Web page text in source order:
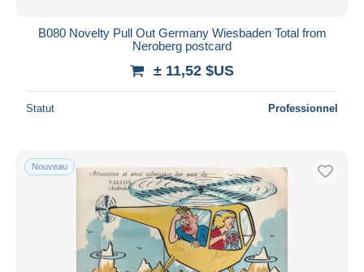
B080 Novelty Pull Out Germany Wiesbaden Total from
Neroberg postcard
± 11,52 $US
Statut Professionnel
Nouveau